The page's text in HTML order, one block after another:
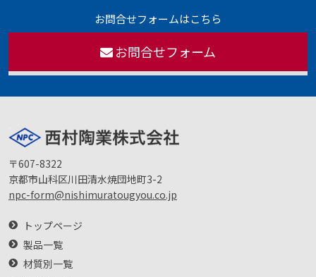
お問合せフォームはこちら
お問合せフォーム
〒607-8322
京都市山科区川田清水焼団地町3-2
npc-form@nishimuratougyou.co.jp
トップページ
製品一覧
材質別一覧